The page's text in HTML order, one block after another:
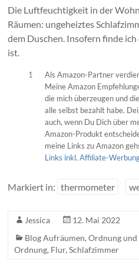
Die Luftfeuchtigkeit in der
Räumen: ungeheiztes
dem Duschen. Insofern finde
ist.
1
Als Amazon-Partner
Meine Amazon
die mich überzeugen und
alle selbst bezahlt habe.
auch, wenn Du Dich über
Amazon-Produkt
meine Links zu Amazon
Links inkl. Affiliate-
Markiert in: thermometer
Jessica
12. Mai 2022
Blog Aufräumen, Ordnung
Ordnung, Flur,Schlafzimmer